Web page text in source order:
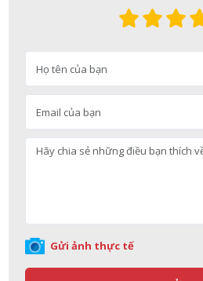
Gửi ảnh thực tế
07/08/2026